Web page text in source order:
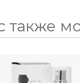
также
30мл
3430